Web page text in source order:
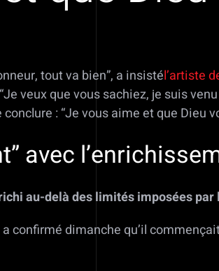
tout va bien”, a insistél’artiste
veux que vous sachiez, je suis
: “Je vous aime et que Dieu
avec
au-delà des limités imposées
a confirmé dimanche qu’il